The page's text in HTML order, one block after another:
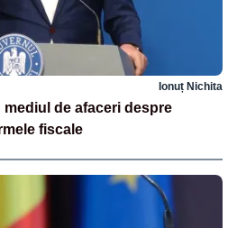
Ionuț Nichita
mediul de afaceri despre
fiscale